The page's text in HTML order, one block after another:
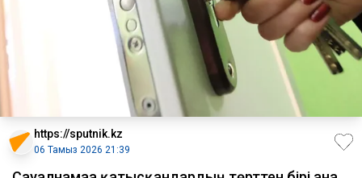
https://sputnik.kz
06 Тамыз 2026 21:39